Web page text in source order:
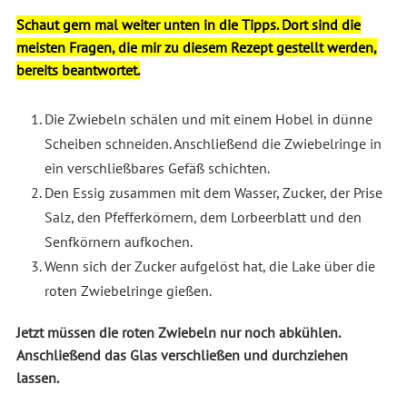
Schaut gern mal weiter unten in die Tipps. Dort sind die
meisten Fragen, die mir zu diesem Rezept gestellt werden,
bereits beantwortet.
Die Zwiebeln schälen und mit einem Hobel in dünne
Scheiben schneiden. Anschließend die Zwiebelringe in
ein verschließbares Gefäß schichten.
Den Essig zusammen mit dem Wasser, Zucker, der Prise
Salz, den Pfefferkörnern, dem Lorbeerblatt und den
Senfkörnern aufkochen.
Wenn sich der Zucker aufgelöst hat, die Lake über die
roten Zwiebelringe gießen.
Jetzt müssen die roten Zwiebeln nur noch abkühlen.
Anschließend das Glas verschließen und durchziehen
lassen.